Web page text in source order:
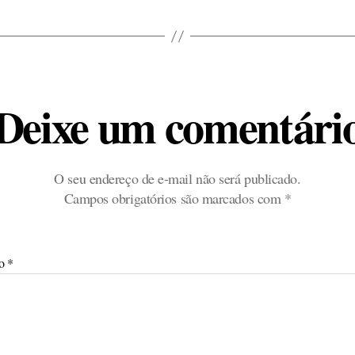
um
O seu endereço de e-mail não será publicado.
Campos obrigatórios são marcados com *
*